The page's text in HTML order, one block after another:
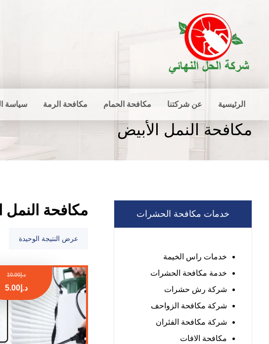
الرئيسية عن شركتنا مكافحة الحمام مكافحة الرمة سياسة
مكافحة النمل الأبيض
مكافحة النمل
عرض النتيجة الوحيدة
د.إ10.00
د.إ 5.00
خدمات مكافحة الحشرات
خدمات راس الخيمة
خدمة مكافحة الحشرات
شركة رش حشرات
شركة مكافحة الزواحف
شركة مكافحة الفئران
مكافحة الافات